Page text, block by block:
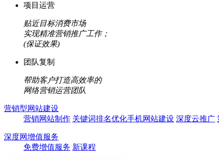
项目运营
贴近目标消费市场
实现精准营销推广工作；
(保证效果)
团队复制
帮助客户打造高效率的
网络营销运营团队
营销型网站建设
营销网站制作 关键词排名优化手机网站建设 深度云推广
深度网增值服务
免费增值服务 新课程